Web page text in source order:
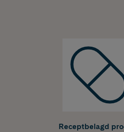
Receptbelagd